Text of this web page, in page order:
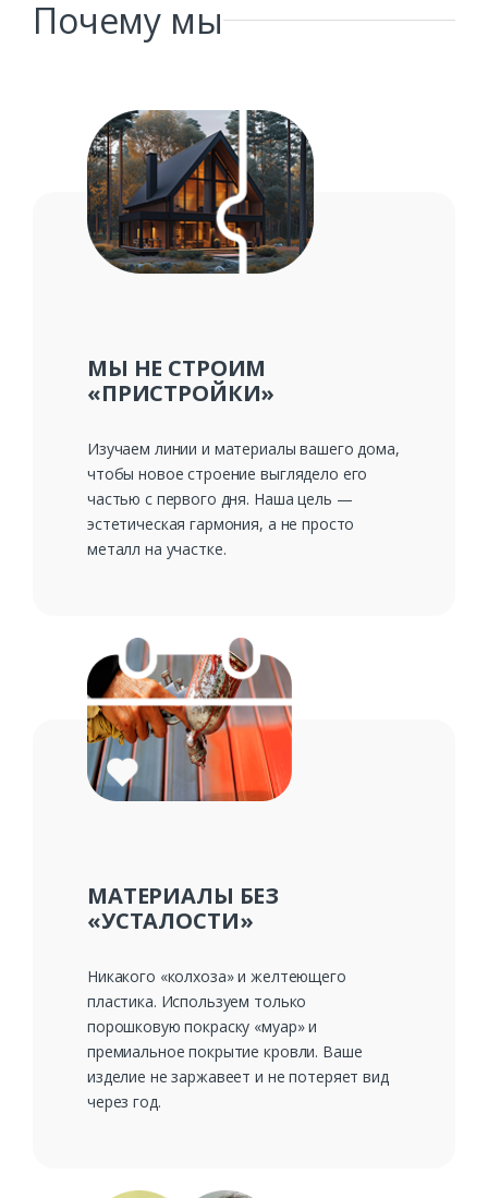
Ваше имя*
Ваш телефон*
Комментарий к заказу
Почему мы
МЫ НЕ СТРОИМ
«ПРИСТРОЙКИ»
Изучаем линии и материалы вашего дома,
чтобы новое строение выглядело его
частью с первого дня. Наша цель —
эстетическая гармония, а не просто
металл на участке.
МАТЕРИАЛЫ БЕЗ
«УСТАЛОСТИ»
Никакого «колхоза» и желтеющего
пластика. Используем только
порошковую покраску «муар» и
премиальное покрытие кровли. Ваше
изделие не заржавеет и не потеряет вид
через год.